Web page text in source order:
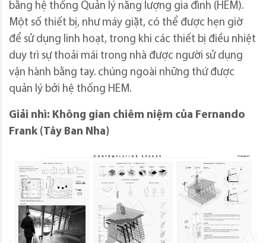
bằng hệ thống Quản lý năng lượng gia đình (HEM).
Một số thiết bị, như máy giặt, có thể được hẹn giờ
để sử dụng linh hoạt, trong khi các thiết bị điều nhiệt
duy trì sự thoải mái trong nhà được người sử dụng
vận hành bằng tay. chúng ngoài những thứ được
quản lý bởi hệ thống HEM.
Giải nhì: Không gian chiêm niệm của Fernando
Frank (Tây Ban Nha)